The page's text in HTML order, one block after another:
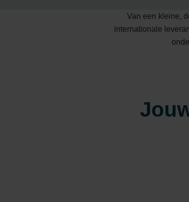
Van een kleine,
internationale